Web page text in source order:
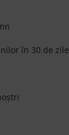
în 30 de zile